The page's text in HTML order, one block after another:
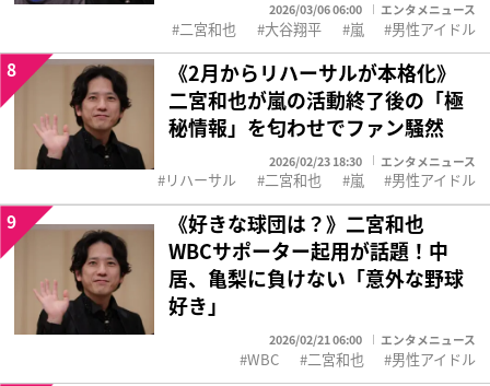
2026/03/06 06:00 エンタメニュース
二宮和也 大谷翔平 嵐 男性アイドル
《2月からリハーサルが本格化》
二宮和也が嵐の活動終了後の「極
秘情報」を匂わせでファン騒然
2026/02/23 18:30 エンタメニュース
8
リハーサル 二宮和也 嵐 男性アイドル
《好きな球団は？》二宮和也
WBCサポーター起用が話題！中
居、亀梨に負けない「意外な野球
好き」
2026/02/21 06:00 エンタメニュース
9
WBC 二宮和也 男性アイドル